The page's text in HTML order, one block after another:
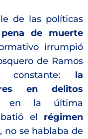
de las políticas
pena de muerte
irrumpió
de Ramos
constante: la
en delitos
en la última
el régimen
no se hablaba de